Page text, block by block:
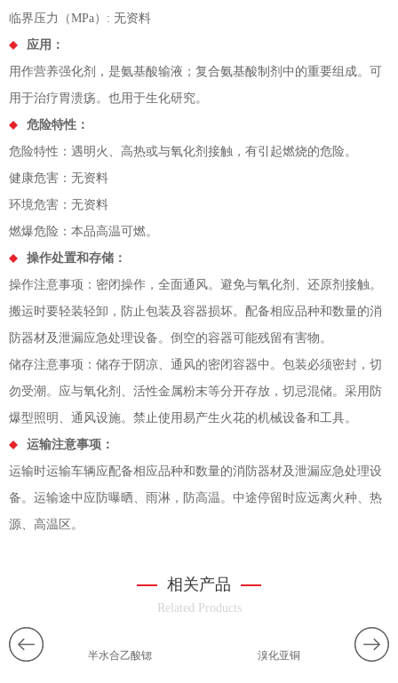
临界压力（MPa）: 无资料
应用：
用作营养强化剂，是氨基酸输液；复合氨基酸制剂中的重要组成。可
用于治疗胃溃疡。也用于生化研究。
危险特性：
危险特性：遇明火、高热或与氧化剂接触，有引起燃烧的危险。
健康危害：无资料
环境危害：无资料
燃爆危险：本品高温可燃。
操作处置和存储：
操作注意事项：密闭操作，全面通风。避免与氧化剂、还原剂接触。
搬运时要轻装轻卸，防止包装及容器损坏。配备相应品种和数量的消
防器材及泄漏应急处理设备。倒空的容器可能残留有害物。
储存注意事项：储存于阴凉、通风的密闭容器中。包装必须密封，切
勿受潮。应与氧化剂、活性金属粉末等分开存放，切忌混储。采用防
爆型照明、通风设施。禁止使用易产生火花的机械设备和工具。
运输注意事项：
运输时运输车辆应配备相应品种和数量的消防器材及泄漏应急处理设
备。运输途中应防曝晒、雨淋，防高温。中途停留时应远离火种、热
源、高温区。
相关产品
Related Products
半水合乙酸锶 溴化亚铜